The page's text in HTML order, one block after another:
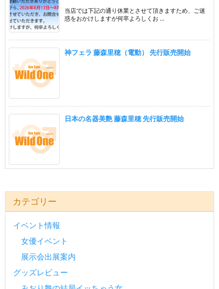
当店では下記の通り休業とさせて頂きますため、ご迷
惑をおかけしますが何卒よろしくお ...
神フェラ 藤森里穂（電動） 先行販売開始
日本の名器美艶 藤森里穂 先行販売開始
カテゴリー
イベント情報
女優イベント
展示会出展案内
グッズレビュー